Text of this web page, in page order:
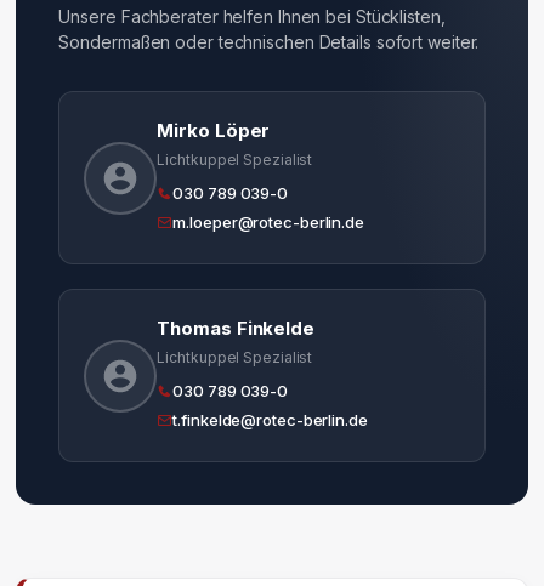
Unsere Fachberater helfen Ihnen bei Stücklisten,
Sondermaßen oder technischen Details sofort weiter.
Mirko Löper
Lichtkuppel Spezialist
030 789 039-0
m.loeper@rotec-berlin.de
Thomas Finkelde
Lichtkuppel Spezialist
030 789 039-0
t.finkelde@rotec-berlin.de